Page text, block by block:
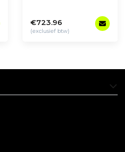
€723.96
(exclusief btw)